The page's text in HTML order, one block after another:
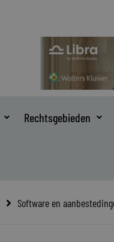
Rechtsgebieden
Software en